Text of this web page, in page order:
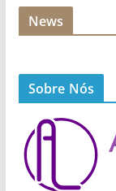
News
Sobre Nós